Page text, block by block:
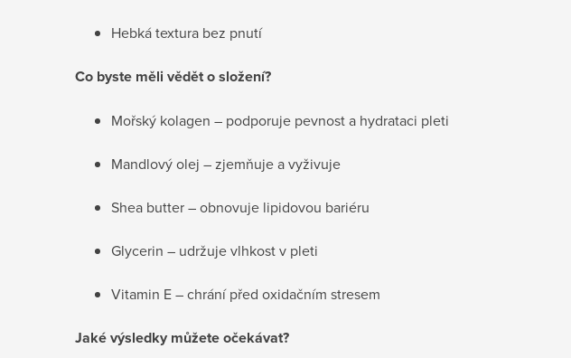
Hebká textura bez pnutí
Co byste měli vědět o složení?
Mořský kolagen – podporuje pevnost a hydrataci pleti
Mandlový olej – zjemňuje a vyživuje
Shea butter – obnovuje lipidovou bariéru
Glycerin – udržuje vlhkost v pleti
Vitamin E – chrání před oxidačním stresem
Jaké výsledky můžete očekávat?